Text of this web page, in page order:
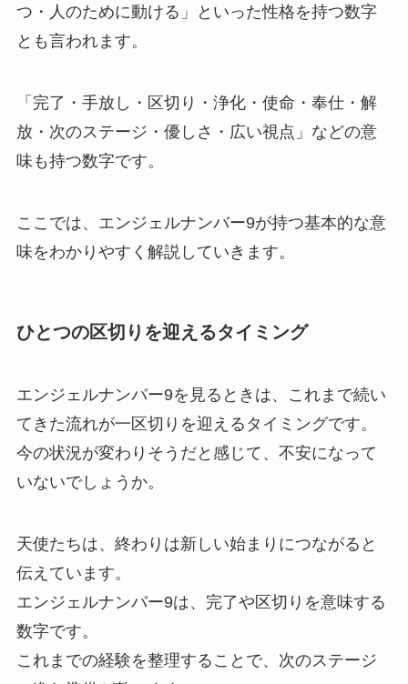
つ・人のために動ける」といった性格を持つ数字
とも言われます。
「完了・手放し・区切り・浄化・使命・奉仕・解
放・次のステージ・優しさ・広い視点」などの意
味も持つ数字です。
ここでは、エンジェルナンバー9が持つ基本的な意
味をわかりやすく解説していきます。
ひとつの区切りを迎えるタイミング
エンジェルナンバー9を見るときは、これまで続い
てきた流れが一区切りを迎えるタイミングです。
今の状況が変わりそうだと感じて、不安になって
いないでしょうか。
天使たちは、終わりは新しい始まりにつながると
伝えています。
エンジェルナンバー9は、完了や区切りを意味する
数字です。
これまでの経験を整理することで、次のステージ